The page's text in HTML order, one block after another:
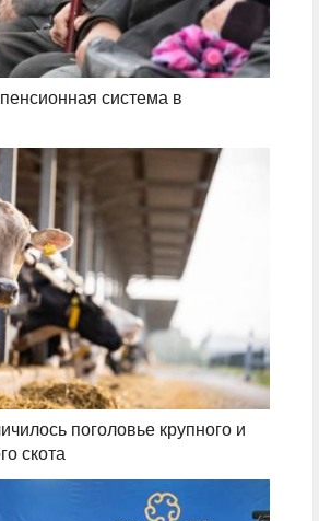
система в
поголовье крупного и
скота